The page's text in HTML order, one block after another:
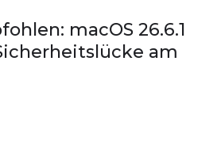
macOS 26.6.1
am